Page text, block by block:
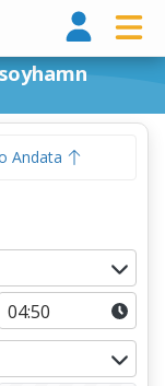
Andata